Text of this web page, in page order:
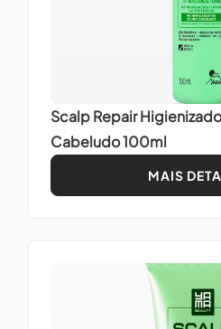
Scalp Repair
Cabeludo 100ml
MAIS